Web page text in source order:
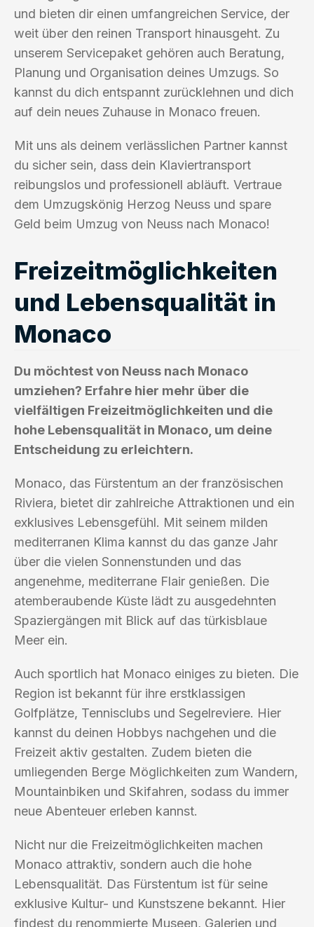
und bieten dir einen umfangreichen Service, der
weit über den reinen Transport hinausgeht. Zu
unserem Servicepaket gehören auch Beratung,
Planung und Organisation deines Umzugs. So
kannst du dich entspannt zurücklehnen und dich
auf dein neues Zuhause in Monaco freuen.
Mit uns als deinem verlässlichen Partner kannst
du sicher sein, dass dein Klaviertransport
reibungslos und professionell abläuft. Vertraue
dem Umzugskönig Herzog Neuss und spare
Geld beim Umzug von Neuss nach Monaco!
Freizeitmöglichkeiten
und Lebensqualität in
Monaco
Du möchtest von Neuss nach Monaco
umziehen? Erfahre hier mehr über die
vielfältigen Freizeitmöglichkeiten und die
hohe Lebensqualität in Monaco, um deine
Entscheidung zu erleichtern.
Monaco, das Fürstentum an der französischen
Riviera, bietet dir zahlreiche Attraktionen und ein
exklusives Lebensgefühl. Mit seinem milden
mediterranen Klima kannst du das ganze Jahr
über die vielen Sonnenstunden und das
angenehme, mediterrane Flair genießen. Die
atemberaubende Küste lädt zu ausgedehnten
Spaziergängen mit Blick auf das türkisblaue
Meer ein.
Auch sportlich hat Monaco einiges zu bieten. Die
Region ist bekannt für ihre erstklassigen
Golfplätze, Tennisclubs und Segelreviere. Hier
kannst du deinen Hobbys nachgehen und die
Freizeit aktiv gestalten. Zudem bieten die
umliegenden Berge Möglichkeiten zum Wandern,
Mountainbiken und Skifahren, sodass du immer
neue Abenteuer erleben kannst.
Nicht nur die Freizeitmöglichkeiten machen
Monaco attraktiv, sondern auch die hohe
Lebensqualität. Das Fürstentum ist für seine
exklusive Kultur- und Kunstszene bekannt. Hier
findest du renommierte Museen, Galerien und